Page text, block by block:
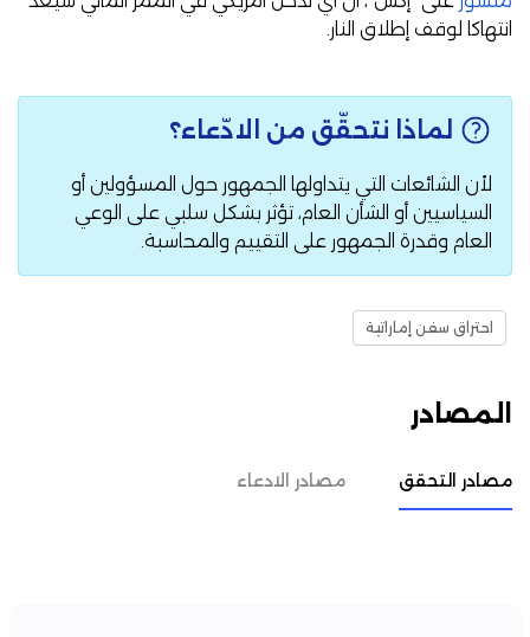
انتهاكا لوقف إطلاق النار.
لماذا نتحقّق من الادّعاء؟
لأن الشائعات التي يتداولها الجمهور حول المسؤولين أو
السياسيين أو الشأن العام، تؤثر بشكل سلبي على الوعي
العام وقدرة الجمهور على التقييم والمحاسبة.
احتراق سفن إماراتية
المصادر
مصادر التحقق مصادر الادعاء